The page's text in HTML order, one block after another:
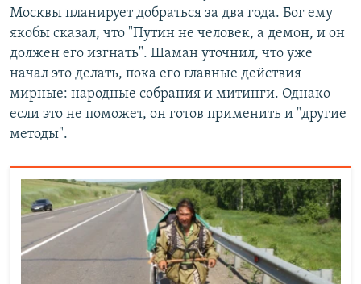
Москвы планирует добраться за два года. Бог ему
якобы сказал, что "Путин не человек, а демон, и он
должен его изгнать". Шаман уточнил, что уже
начал это делать, пока его главные действия
мирные: народные собрания и митинги. Однако
если это не поможет, он готов применить и "другие
методы".